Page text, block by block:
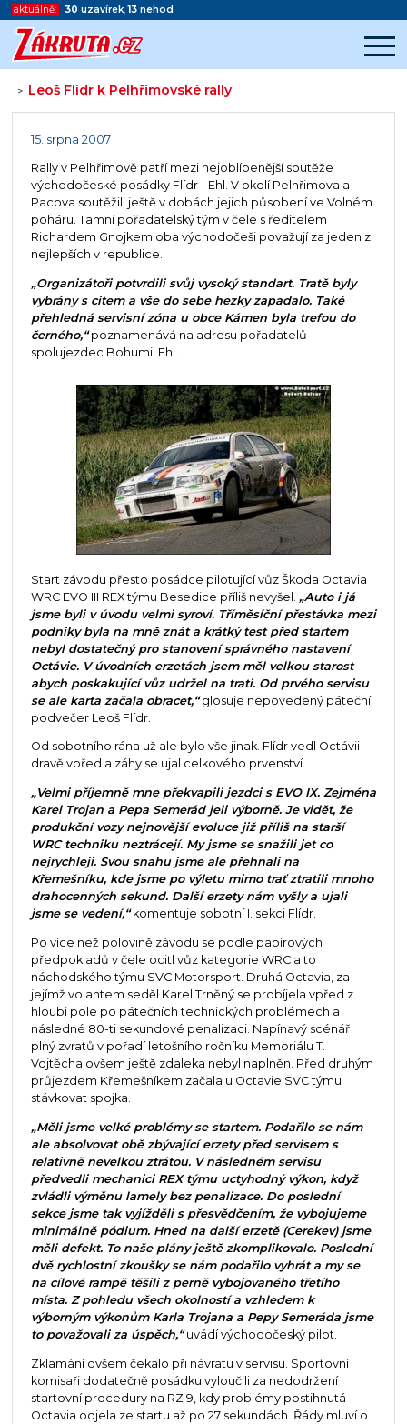
aktuálně: 30 uzavírek,13 nehod
> Leoš Flídr k Pelhřimovské rally
Začátek reklamy
15. srpna 2007
Rally v Pelhřimově patří mezi nejoblíbenější soutěže
východočeské posádky Flídr - Ehl. V okolí Pelhřimova a
Pacova soutěžili ještě v dobách jejich působení ve Volném
poháru. Tamní pořadatelský tým v čele s ředitelem
Richardem Gnojkem oba východočeši považují za jeden z
nejlepších v republice.
„Organizátoři potvrdili svůj vysoký standart. Tratě byly
vybrány s citem a vše do sebe hezky zapadalo. Také
přehledná servisní zóna u obce Kámen byla trefou do
černého,“poznamenává na adresu pořadatelů
spolujezdec Bohumil Ehl.
Start závodu přesto posádce pilotující vůz Škoda Octavia
WRC EVO III REX týmu Besedice příliš nevyšel. „Auto i já
jsme byli v úvodu velmi syroví. Tříměsíční přestávka mezi
podniky byla na mně znát a krátký test před startem
nebyl dostatečný pro stanovení správného nastavení
Octávie. V úvodních erzetách jsem měl velkou starost
abych poskakující vůz udržel na trati. Od prvého servisu
se ale karta začala obracet,“glosuje nepovedený páteční
podvečer Leoš Flídr.
Od sobotního rána už ale bylo vše jinak. Flídr vedl Octávii
dravě vpřed a záhy se ujal celkového prvenství.
„Velmi příjemně mne překvapili jezdci s EVO IX. Zejména
Karel Trojan a Pepa Semerád jeli výborně. Je vidět, že
produkční vozy nejnovější evoluce již příliš na starší
WRC techniku neztrácejí. My jsme se snažili jet co
nejrychleji. Svou snahu jsme ale přehnali na
Křemešníku, kde jsme po výletu mimo trať ztratili mnoho
drahocenných sekund. Další erzety nám vyšly a ujali
jsme se vedení,“komentuje sobotní I. sekci Flídr.
Po více než polovině závodu se podle papírových
předpokladů v čele ocitl vůz kategorie WRC a to
náchodského týmu SVC Motorsport. Druhá Octavia, za
jejímž volantem seděl Karel Trněný se probíjela vpřed z
hloubi pole po pátečních technických problémech a
následné 80-ti sekundové penalizaci. Napínavý scénář
plný zvratů v pořadí letošního ročníku Memoriálu T.
Vojtěcha ovšem ještě zdaleka nebyl naplněn. Před druhým
průjezdem Křemešníkem začala u Octavie SVC týmu
stávkovat spojka.
„Měli jsme velké problémy se startem. Podařilo se nám
ale absolvovat obě zbývající erzety před servisem s
relativně nevelkou ztrátou. V následném servisu
předvedli mechanici REX týmu uctyhodný výkon, když
zvládli výměnu lamely bez penalizace. Do poslední
sekce jsme tak vyjížděli s přesvědčením, že vybojujeme
minimálně pódium. Hned na další erzetě (Cerekev) jsme
měli defekt. To naše plány ještě zkomplikovalo. Poslední
dvě rychlostní zkoušky se nám podařilo vyhrát a my se
na cílové rampě těšili z perně vybojovaného třetího
místa. Z pohledu všech okolností a vzhledem k
výborným výkonům Karla Trojana a Pepy Semeráda jsme
to považovali za úspěch,“uvádí východočeský pilot.
Zklamání ovšem čekalo při návratu v servisu. Sportovní
komisaři dodatečně posádku vyloučili za nedodržení
startovní procedury na RZ 9, kdy problémy postihnutá
Octavia odjela ze startu až po 27 sekundách. Řády mluví o